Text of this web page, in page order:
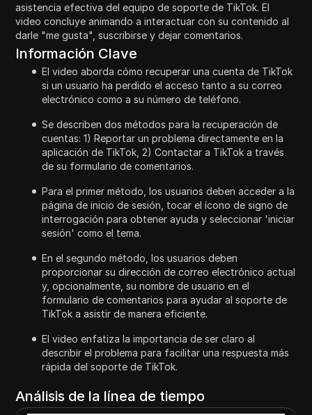
asistencia efectiva del equipo de soporte de TikTok. El
video concluye animando a interactuar con su contenido al
darle "me gusta", suscribirse y dejar comentarios.
Información Clave
El video aborda cómo recuperar una cuenta de TikTok
si un usuario ha perdido el acceso tanto a su correo
electrónico como a su número de teléfono.
Se describen dos métodos para la recuperación de
cuentas: 1) Reportar un problema directamente en la
aplicación de TikTok, 2) Contactar a TikTok a través
de su formulario de comentarios.
Para el primer método, los usuarios deben acceder a la
página de inicio de sesión, tocar el ícono de signo de
interrogación para obtener ayuda y seleccionar 'iniciar
sesión' como el tema.
En el segundo método, los usuarios deben
proporcionar su dirección de correo electrónico actual
y, opcionalmente, su nombre de usuario en el
formulario de comentarios para ayudar al soporte de
TikTok a asistir de manera eficiente.
El video enfatiza la importancia de ser claro al
describir el problema para facilitar una respuesta más
rápida del soporte de TikTok.
Análisis de la línea de tiempo